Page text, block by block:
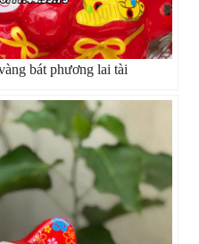
bát phương lai tài